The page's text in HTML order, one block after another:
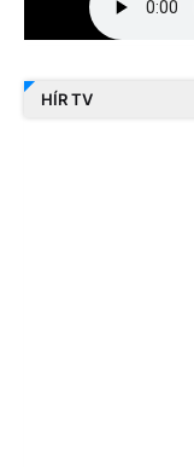
HÍR TV